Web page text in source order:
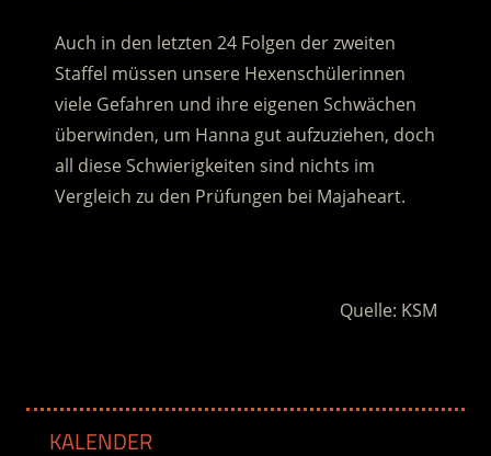
Auch in den letzten 24 Folgen der zweiten
Staffel müssen unsere Hexenschülerinnen
viele Gefahren und ihre eigenen Schwächen
überwinden, um Hanna gut aufzuziehen, doch
all diese Schwierigkeiten sind nichts im
Vergleich zu den Prüfungen bei Majaheart.
Quelle: KSM
KALENDER